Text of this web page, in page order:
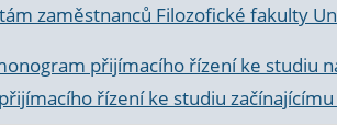
zaměstnanců Filozofické fakulty
přijímacího řízení ke studiu
řízení ke studiu